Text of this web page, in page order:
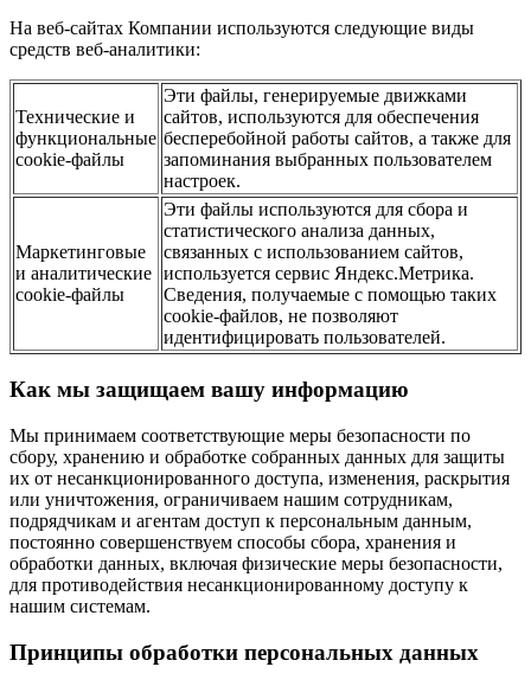
На веб-сайтах Компании используются следующие виды
средств веб-аналитики:
Технические и
функциональные
cookie-файлы
Эти файлы, генерируемые движками
сайтов, используются для обеспечения
бесперебойной работы сайтов, а также для
запоминания выбранных пользователем
настроек.
Маркетинговые
и аналитические
cookie-файлы
Эти файлы используются для сбора и
статистического анализа данных,
связанных с использованием сайтов,
используется сервис Яндекс.Метрика.
Сведения, получаемые с помощью таких
cookie-файлов, не позволяют
идентифицировать пользователей.
Как мы защищаем вашу информацию
Мы принимаем соответствующие меры безопасности по
сбору, хранению и обработке собранных данных для защиты
их от несанкционированного доступа, изменения, раскрытия
или уничтожения, ограничиваем нашим сотрудникам,
подрядчикам и агентам доступ к персональным данным,
постоянно совершенствуем способы сбора, хранения и
обработки данных, включая физические меры безопасности,
для противодействия несанкционированному доступу к
нашим системам.
Принципы обработки персональных данных